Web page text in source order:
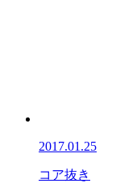
2017.01.25
コア抜き